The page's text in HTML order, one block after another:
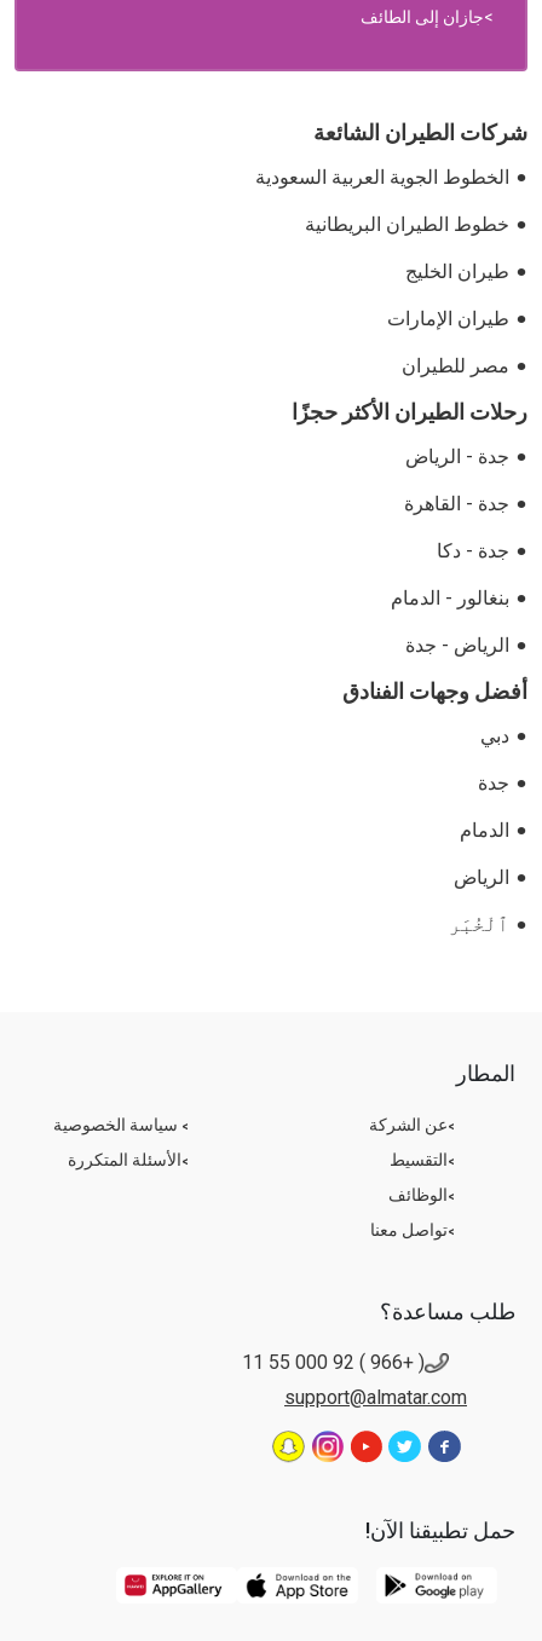
جازان إلى الطائف
شركات الطيران الشائعة
الخطوط الجوية العربية السعودية
خطوط الطيران البريطانية
طيران الخليج
طيران الإمارات
مصر للطيران
رحلات الطيران الأكثر حجزًا
جدة - الرياض
جدة - القاهرة
جدة - دكا
بنغالور - الدمام
الرياض - جدة
أفضل وجهات الفنادق
دبي
جدة
الدمام
الرياض
ٱلْخُبَر
المطار
عن الشركة
التقسيط
الوظائف
سياسة الخصوصية
الأسئلة المتكررة
تواصل معنا
طلب مساعدة؟
( +966 ) 92 000 55 11
support@almatar.com
حمل تطبيقنا الآن!